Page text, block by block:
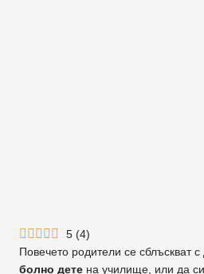
5 (4)
Повечето родители се сблъскват
болно дете на училище, или да